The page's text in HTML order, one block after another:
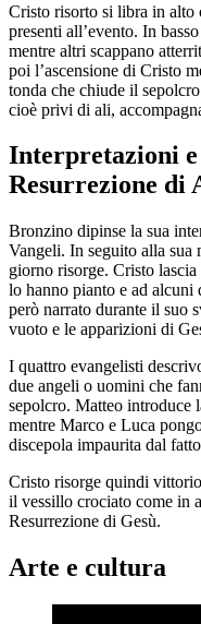
Cristo risorto si libra in alto
presenti all’evento. In
mentre altri scappano
poi l’ascensione di Cristo
tonda che chiude il
cioè privi di ali,
Interpretazioni
Resurrezione di
Bronzino dipinse la sua
Vangeli. In seguito alla sua
giorno risorge. Cristo
lo hanno pianto e ad
però narrato durante il suo
vuoto e le apparizioni di
I quattro evangelisti
due angeli o uomini che
sepolcro. Matteo introduce
mentre Marco e Luca
discepola impaurita dal
Cristo risorge quindi
il vessillo crociato come in
Resurrezione di Gesù.
Arte e cultura